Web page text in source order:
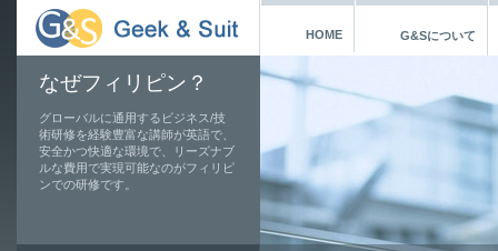
HOME G&Sについて
なぜフィリピン？
グローバルに通用するビジネス/技
術研修を経験豊富な講師が英語で、
安全かつ快適な環境で、リーズナブ
ルな費用で実現可能なのがフィリピ
ンでの研修です。